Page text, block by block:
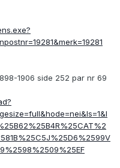
1906 side 252 par nr 69